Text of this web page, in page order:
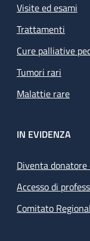
Visite ed esami
Trattamenti
Cure palliative
Tumori rari
Malattie rare
IN EVIDENZA
Diventa
Accesso di
Comitato